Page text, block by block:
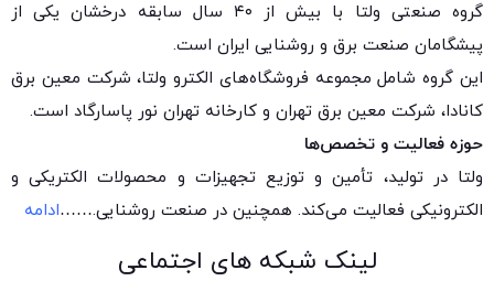
گروه صنعتی ولتا با بیش از ۴۰ سال سابقه درخشان یکی از
پیشگامان صنعت برق و روشنایی ایران است.
این گروه شامل مجموعه فروشگاه‌های الکترو ولتا، شرکت معین برق
کانادا، شرکت معین برق تهران و کارخانه تهران نور پاسارگاد است.
حوزه فعالیت و تخصص‌ها
ولتا در تولید، تأمین و توزیع تجهیزات و محصولات الکتریکی و
الکترونیکی فعالیت می‌کند. همچنین در صنعت روشنایی.……ادامه
لینک شبکه های اجتماعی